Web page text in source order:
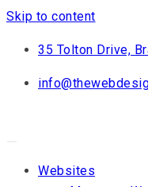
Skip to content
35 Tolton Drive,
Websites